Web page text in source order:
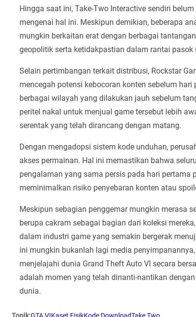
Hingga saat ini, Take-Two Interactive sendiri
mengenai hal ini. Meskipun demikian, beberapa
mungkin berkaitan erat dengan berbagai
geopolitik serta ketidakpastian dalam rantai pasok
Selain pertimbangan terkait distribusi, Rockstar
mencegah potensi kebocoran konten sebelum
berbagai wilayah yang dilakukan jauh sebelum
peritel nakal untuk menjual game tersebut lebih
serentak yang telah dirancang dengan matang.
Dengan mengadopsi sistem kode unduhan,
akses permainan. Hal ini memastikan bahwa
pengalaman yang sama persis pada hari
meminimalkan risiko penyebaran konten atau
Meskipun sebagian penggemar mungkin merasa
berupa cakram sebagai bagian dari koleksi
dalam industri game yang semakin bergerak
ini mungkin bukanlah lagi media
menjelajahi dunia Grand Theft Auto VI secara
adalah momen yang telah dinanti-nantikan
dunia.